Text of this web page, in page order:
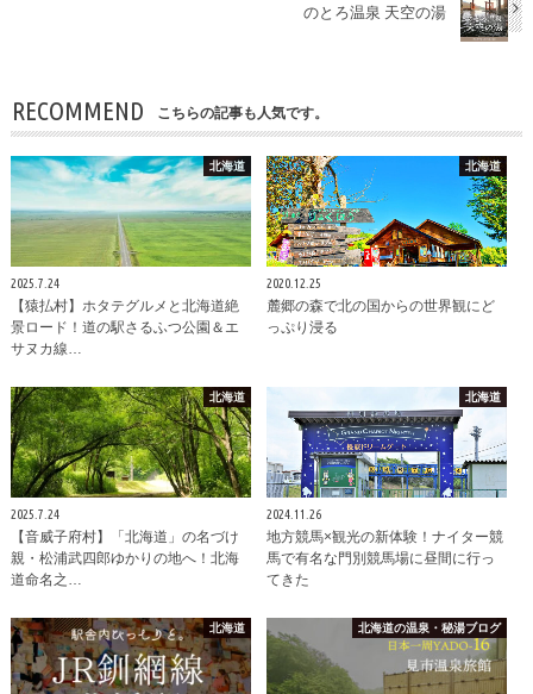
のとろ温泉 天空の湯
RECOMMEND こちらの記事も人気です。
北海道
2025.7.24
【猿払村】ホタテグルメと北海道絶
景ロード！道の駅さるふつ公園＆エ
サヌカ線…
北海道
2020.12.25
麓郷の森で北の国からの世界観にど
っぷり浸る
北海道
2025.7.24
【音威子府村】「北海道」の名づけ
親・松浦武四郎ゆかりの地へ！北海
道命名之…
北海道
2024.11.26
地方競馬×観光の新体験！ナイター競
馬で有名な門別競馬場に昼間に行っ
てきた
北海道 北海道の温泉・秘湯ブログ